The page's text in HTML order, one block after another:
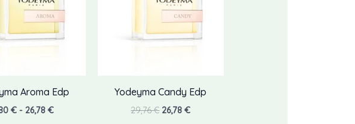
Aroma Edp
€ - 26,78€Fascia
Yodeyma Candy Edp
29,76€ Il
26,78€Il